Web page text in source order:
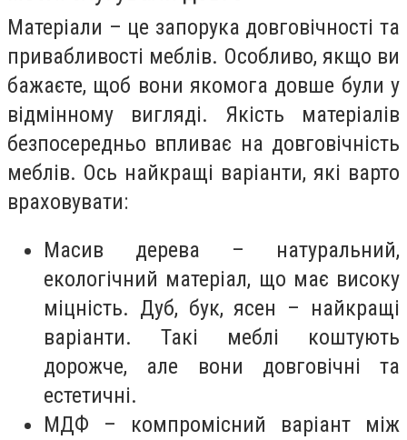
Матеріали – це запорука довговічності та
привабливості меблів. Особливо, якщо ви
бажаєте, щоб вони якомога довше були у
відмінному вигляді. Якість матеріалів
безпосередньо впливає на довговічність
меблів. Ось найкращі варіанти, які варто
враховувати:
Масив дерева – натуральний,
екологічний матеріал, що має високу
міцність. Дуб, бук, ясен – найкращі
варіанти. Такі меблі коштують
дорожче, але вони довговічні та
естетичні.
МДФ – компромісний варіант між